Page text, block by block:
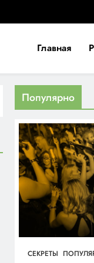
кто стремится к
Главная
Популярно
СЕКРЕТЫ